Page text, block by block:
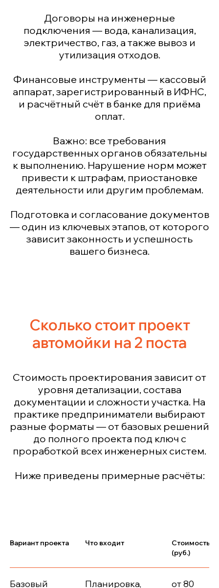
Договоры на инженерные
подключения — вода, канализация,
электричество, газ, а также вывоз и
утилизация отходов.
Финансовые инструменты — кассовый
аппарат, зарегистрированный в ИФНС,
и расчётный счёт в банке для приёма
оплат.
Важно: все требования
государственных органов обязательны
к выполнению. Нарушение норм может
привести к штрафам, приостановке
деятельности или другим проблемам.
Подготовка и согласование документов
— один из ключевых этапов, от которого
зависит законность и успешность
вашего бизнеса.
Сколько стоит проект
автомойки на 2 поста
Стоимость проектирования зависит от
уровня детализации, состава
документации и сложности участка. На
практике предприниматели выбирают
разные форматы — от базовых решений
до полного проекта под ключ с
проработкой всех инженерных систем.
Ниже приведены примерные расчёты:
Вариант проекта Что входит
Стоимость
(руб.)
Базовый Планировка, от 80